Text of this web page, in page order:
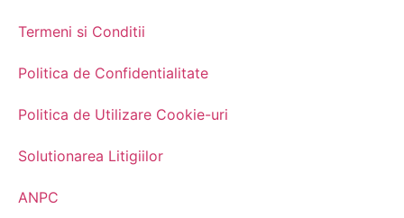
Termeni si Conditii
Politica de Confidentialitate
Politica de Utilizare Cookie-uri
Solutionarea Litigiilor
ANPC